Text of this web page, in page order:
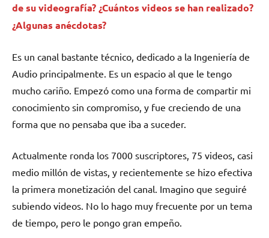
de su videografía? ¿Cuántos videos se han realizado?
¿Algunas anécdotas?
Es un canal bastante técnico, dedicado a la Ingeniería de
Audio principalmente. Es un espacio al que le tengo
mucho cariño. Empezó como una forma de compartir mi
conocimiento sin compromiso, y fue creciendo de una
forma que no pensaba que iba a suceder.
Actualmente ronda los 7000 suscriptores, 75 videos, casi
medio millón de vistas, y recientemente se hizo efectiva
la primera monetización del canal. Imagino que seguiré
subiendo videos. No lo hago muy frecuente por un tema
de tiempo, pero le pongo gran empeño.